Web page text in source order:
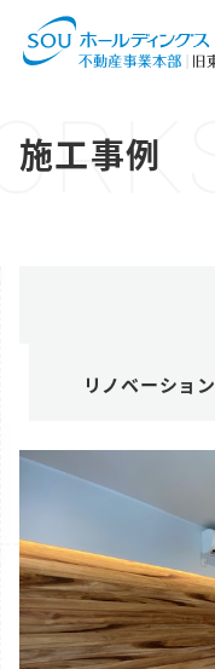
施工事例
リノベーション